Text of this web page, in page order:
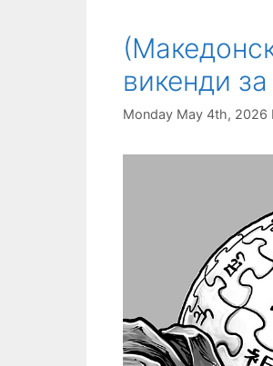
викенди
Monday May 4th, 2026